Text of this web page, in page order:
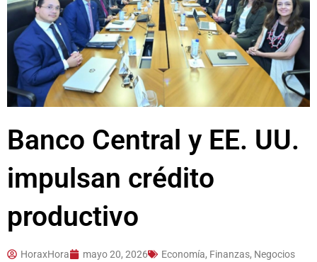
Banco Central y EE. UU.
impulsan crédito
productivo
HoraxHora mayo 20, 2026 Economía, Finanzas, Negocios